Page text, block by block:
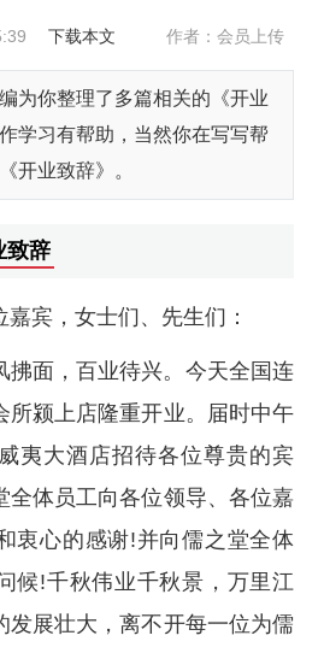
下载本文 作者：会员上传
为你整理了多篇相关的《开业
学习有帮助，当然你在写写帮
开业致辞》。
致辞
宾，女士们、先生们：
拂面，百业待兴。今天全国连
所颍上店隆重开业。届时中午
夷大酒店招待各位尊贵的宾
全体员工向各位领导、各位嘉
衷心的感谢!并向儒之堂全体
候!千秋伟业千秋景，万里江
发展壮大，离不开每一位为儒